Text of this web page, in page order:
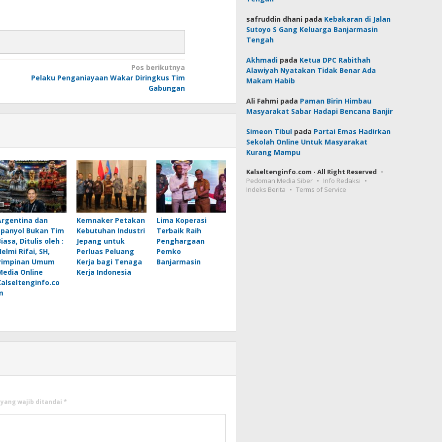
Pos berikutnya
Pelaku Penganiayaan Wakar Diringkus Tim
Gabungan
dan
Bukan Tim
Ditulis oleh :
Rifai, SH,
Umum
Online
Kemnaker Petakan
Kebutuhan Industri
Jepang untuk
Perluas Peluang
Kerja bagi Tenaga
Kerja Indonesia
Lima Koperasi
Terbaik Raih
Penghargaan
Pemko
Banjarmasin
yang wajib ditandai *
safruddin dhani pada Kebakaran di Jalan
Sutoyo S Gang Keluarga Banjarmasin
Tengah
Akhmadi pada Ketua DPC Rabithah
Alawiyah Nyatakan Tidak Benar Ada
Makam Habib
Ali Fahmi pada Paman Birin Himbau
Masyarakat Sabar Hadapi Bencana Banjir
Simeon Tibul pada Partai Emas Hadirkan
Sekolah Online Untuk Masyarakat
Kurang Mampu
Kalseltenginfo.com - All Right Reserved
Pedoman Media Siber
Info Redaksi
Indeks Berita
Terms of Service